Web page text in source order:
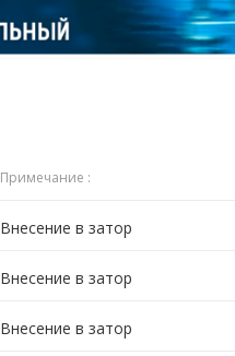
Примечание :
Внесение в затор
Внесение в затор
Внесение в затор